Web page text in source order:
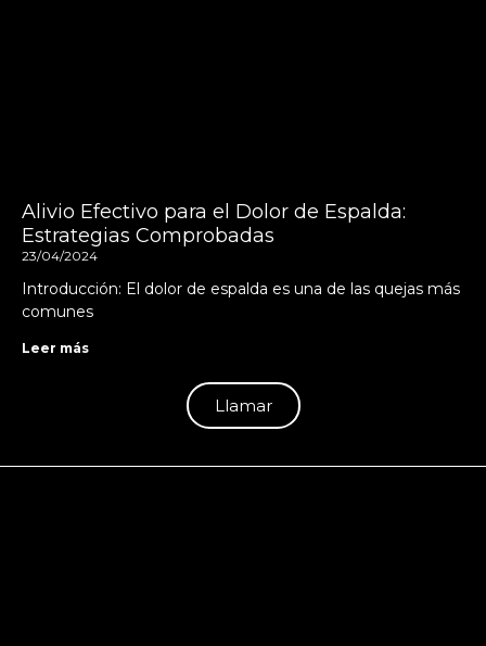
Alivio Efectivo para el Dolor de Espalda:
Estrategias Comprobadas
23/04/2024
Introducción: El dolor de espalda es una de las quejas más
comunes
Leer más
Llamar